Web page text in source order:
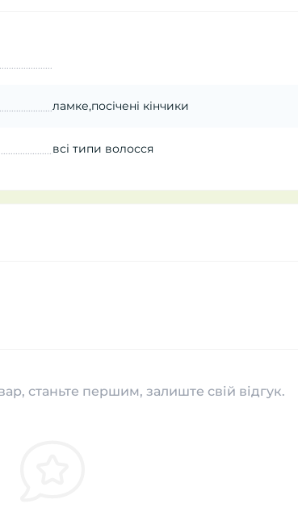
ламке,посічені кінчики
всі типи волосся
станьте першим, залиште свій відгук.